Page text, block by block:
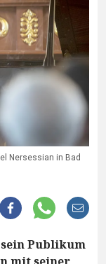
Nersessian in Bad
Publikum